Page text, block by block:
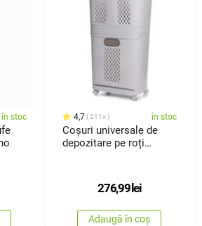
în stoc 4,7 211x în stoc
Coșuri universale de
depozitare pe roți
276,99 lei
Adaugă în coș